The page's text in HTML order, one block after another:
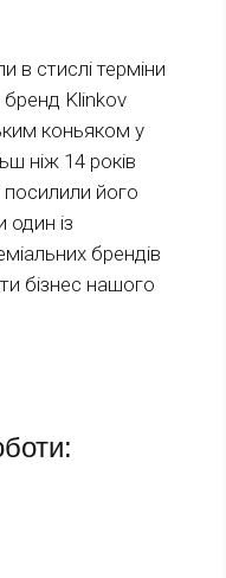
в стислі терміни
бренд Klinkov
коньяком у
ніж 14 років
його
один із
брендів
бізнес нашого